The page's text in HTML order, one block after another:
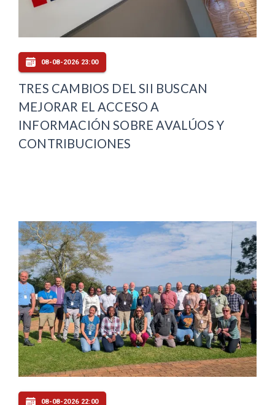
08-08-2026 23:00
TRES CAMBIOS DEL SII BUSCAN
MEJORAR EL ACCESO A
INFORMACIÓN SOBRE AVALÚOS Y
CONTRIBUCIONES
08-08-2026 22:00